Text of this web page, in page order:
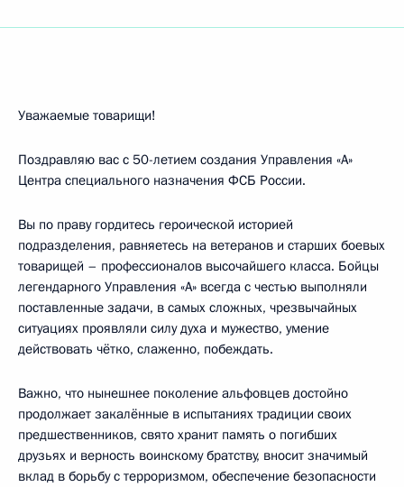
Уважаемые товарищи!
Поздравляю вас с 50-летием создания Управления «А»
Центра специального назначения ФСБ России.
Вы по праву гордитесь героической историей
подразделения, равняетесь на ветеранов и старших боевых
товарищей – профессионалов высочайшего класса. Бойцы
легендарного Управления «А» всегда с честью выполняли
поставленные задачи, в самых сложных, чрезвычайных
ситуациях проявляли силу духа и мужество, умение
действовать чётко, слаженно, побеждать.
Важно, что нынешнее поколение альфовцев достойно
продолжает закалённые в испытаниях традиции своих
предшественников, свято хранит память о погибших
друзьях и верность воинскому братству, вносит значимый
вклад в борьбу с терроризмом, обеспечение безопасности